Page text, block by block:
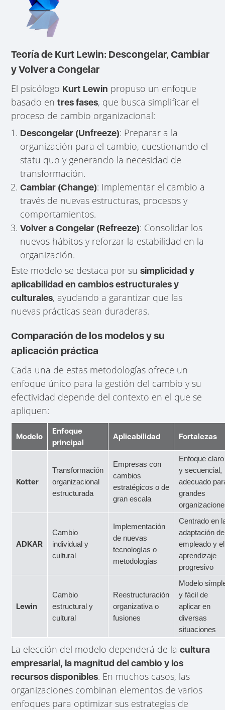
Teoría de Kurt Lewin: Descongelar, Cambiar
y Volver a Congelar
El psicólogo Kurt Lewin propuso un enfoque
basado entres fases, que busca simplificar el
proceso de cambio organizacional:
Descongelar (Unfreeze): Preparar a la
organización para el cambio, cuestionando el
statu quo y generando la necesidad de
transformación.
Cambiar (Change): Implementar el cambio a
través de nuevas estructuras, procesos y
comportamientos.
Volver a Congelar (Refreeze): Consolidar los
nuevos hábitos y reforzar la estabilidad en la
organización.
Este modelo se destaca por susimplicidad y
aplicabilidad en cambios estructurales y
culturales, ayudando a garantizar que las
nuevas prácticas sean duraderas.
Comparación de los modelos y su
aplicación práctica
Cada una de estas metodologías ofrece un
enfoque único para la gestión del cambio y su
efectividad depende del contexto en el que se
apliquen:
Modelo
Enfoque
principal
Aplicabilidad Fortalezas
Kotter
Transformación
organizacional
estructurada
Empresas con
cambios
estratégicos o de
gran escala
Enfoque claro
y secuencial,
adecuado
grandes
ADKAR
Cambio
individual y
cultural
Implementación
de nuevas
tecnologías o
metodologías
Centrado en
adaptación
empleado y el
aprendizaje
progresivo
Lewin
Cambio
estructural y
cultural
Reestructuración
organizativa o
fusiones
Modelo
y fácil de
aplicar en
diversas
situaciones
La elección del modelo dependerá de lacultura
empresarial, la magnitud del cambio y los
recursos disponibles. En muchos casos, las
organizaciones combinan elementos de varios
enfoques para optimizar sus estrategias de